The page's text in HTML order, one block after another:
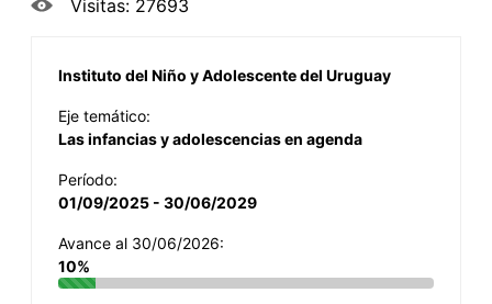
Visitas: 27693
Instituto del Niño y Adolescente del Uruguay
Eje temático:
Las infancias y adolescencias en agenda
Período:
01/09/2025 - 30/06/2029
Avance al 30/06/2026:
10%